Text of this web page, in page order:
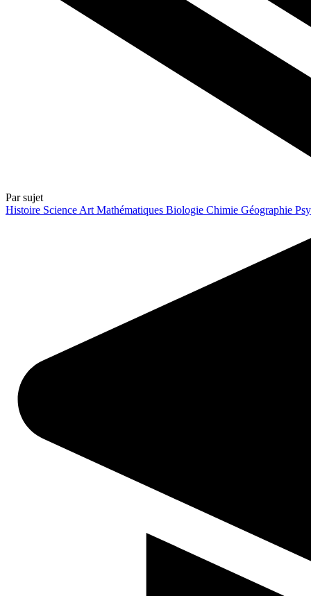
Par sujet
Histoire Science Art Mathématiques Biologie Chimie Géographie